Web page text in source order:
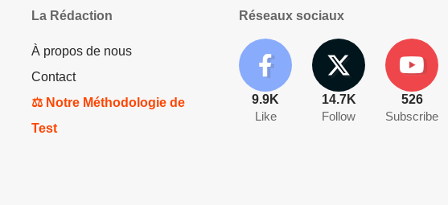
La Rédaction
À propos de nous
Contact
⚖️ Notre Méthodologie de
Test
Réseaux sociaux
9.9K
Like
14.7K
Follow
526
Subscribe